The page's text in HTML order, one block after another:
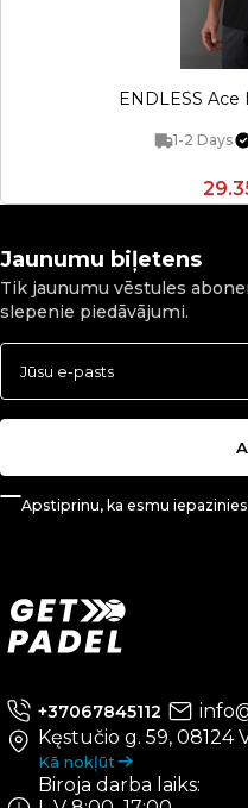
ENDLESS Ace
1-2 Days
Jaunumu biļetens
Tik jaunumu vēstules
slepenie piedāvājumi.
Apstiprinu, ka esmu
+37067845112
Kęstučio g. 59, 08124
Kā nokļūt
Biroja darba laiks: